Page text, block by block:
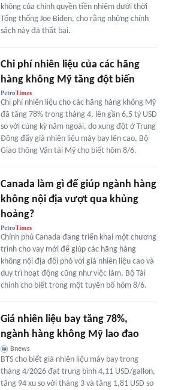
không của chính quyền tiền nhiệm dưới thời
Tổng thống Joe Biden, cho rằng những chính
sách này đã thất bại.
Chi phí nhiên liệu của các hãng
hàng không Mỹ tăng đột biến
Chi phí nhiên liệu cho các hãng hàng không Mỹ
đã tăng 78% trong tháng 4, lên gần 6,5 tỷ USD
so với cùng kỳ năm ngoái, do xung đột ở Trung
Đông đẩy giá nhiên liệu máy bay lên cao, Bộ
Giao thông Vận tải Mỹ cho biết hôm 8/6.
Canada làm gì để giúp ngành hàng
không nội địa vượt qua khủng
hoảng?
Chính phủ Canada đang triển khai một chương
trình cho vay mới để giúp các hãng hàng
không nội địa đối phó với giá nhiên liệu cao và
duy trì hoạt động cũng như việc làm, Bộ Tài
chính cho biết trong một tuyên bố hôm 8/6.
Giá nhiên liệu bay tăng 78%,
ngành hàng không Mỹ lao đao
Bnews
BTS cho biết giá nhiên liệu máy bay trong
tháng 4/2026 đạt trung bình 4,11 USD/gallon,
tăng 94 xu so với tháng 3 và tăng 1,81 USD so